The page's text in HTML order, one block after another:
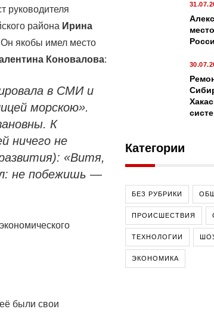
руководителя
района Ирина
Он якобы имел место
Коновалова:
в СМИ и
морскою».
К
ничего не
«Витя,
не побежишь —
были свои
Категории
БЕЗ РУБРИКИ
ПРОИСШЕСТВИЯ
ТЕХНОЛОГИИ
ЭКОНОМИКА